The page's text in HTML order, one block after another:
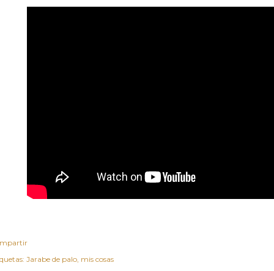
Jarabe de palo mis cosas